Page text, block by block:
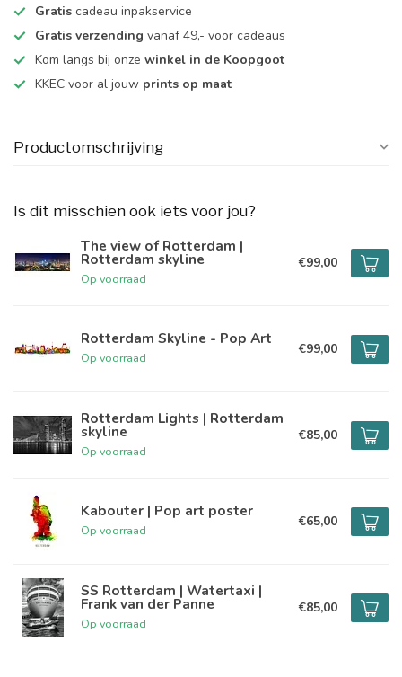
Gratis cadeau inpakservice
Gratis verzending vanaf 49,- voor cadeaus
Kom langs bij onze winkel in de Koopgoot
KKEC voor al jouw prints op maat
Productomschrijving
Is dit misschien ook iets voor jou?
The view of Rotterdam |
Rotterdam skyline
Op voorraad
€99,00
Rotterdam Skyline - Pop Art
Op voorraad
€99,00
Rotterdam Lights | Rotterdam
skyline
Op voorraad
€85,00
Kabouter | Pop art poster
Op voorraad
€65,00
SS Rotterdam | Watertaxi |
Frank van der Panne
Op voorraad
€85,00